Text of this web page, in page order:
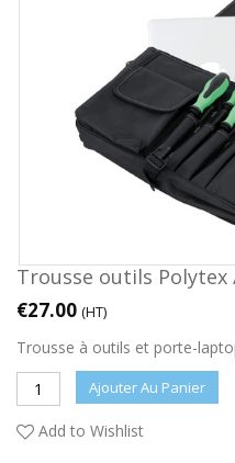
Trousse outils Polytex
€27.00 (HT)
Trousse à outils et porte-
Ajouter Au Panier
Add to Wishlist